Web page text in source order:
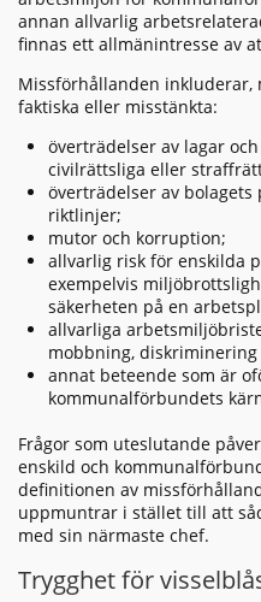
annan allvarlig
finnas ett allmänintresse av
Missförhållanden inkluderar,
faktiska eller misstänkta:
överträdelser av lagar
civilrättsliga eller
överträdelser av
riktlinjer;
mutor och korruption;
allvarlig risk för enskilda
exempelvis
säkerheten på en
allvarliga
mobbning,
annat beteende som är
kommunalförbundets
Frågor som uteslutande
enskild och
definitionen av
uppmuntrar i stället till att
med sin närmaste chef.
Trygghet för